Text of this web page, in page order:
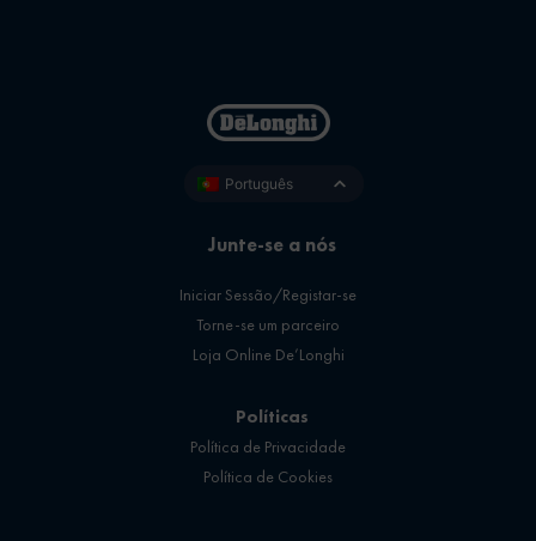
Português
Junte-se a nós
Iniciar Sessão/Registar-se
Torne-se um parceiro
Loja Online De’Longhi
Políticas
Política de Privacidade
Política de Cookies